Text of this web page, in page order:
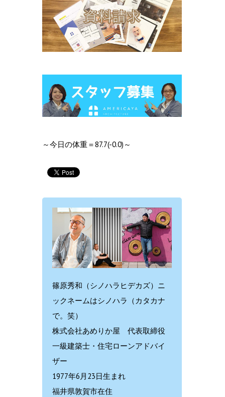
～今日の体重＝87.7(-0.0)～
篠原秀和（シノハラヒデカズ）ニ
ックネームはシノハラ（カタカナ
で。笑）
株式会社あめりか屋 代表取締役
一級建築士・住宅ローンアドバイ
ザー
1977年6月23日生まれ
福井県敦賀市在住